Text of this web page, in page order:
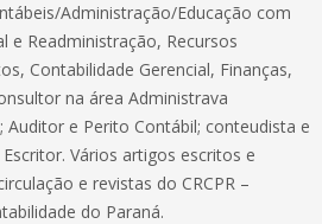
Administração/Educação com
e Readministração, Recursos
Contabilidade Gerencial, Finanças,
na área Administrava
Auditor e Perito Contábil; conteudista e
Vários artigos escritos e
e revistas do CRCPR –
do Paraná.